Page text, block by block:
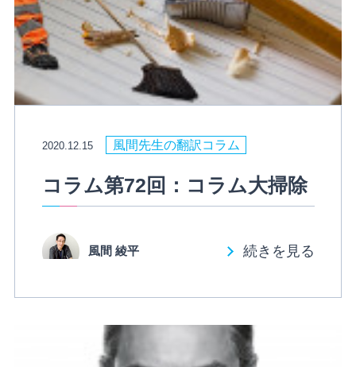
2020.12.15 風間先生の翻訳コラム
コラム第72回：コラム大掃除
風間 綾平 続きを見る